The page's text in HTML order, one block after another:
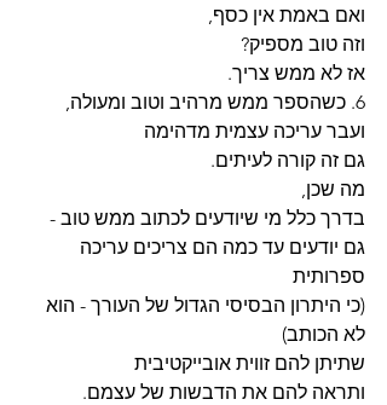
ואם באמת אין כסף,
וזה טוב מספיק?
אז לא ממש צריך.
6. כשהספר ממש מרהיב וטוב ומעולה,
ועבר עריכה עצמית מדהימה
גם זה קורה לעיתים.
מה שכן,
בדרך כלל מי שיודעים לכתוב ממש טוב -
גם יודעים עד כמה הם צריכים עריכה
ספרותית
(כי היתרון הבסיסי הגדול של העורך - הוא
לא הכותב)
שתיתן להם זווית אובייקטיבית
ותראה להם את הדבשות של עצמם.